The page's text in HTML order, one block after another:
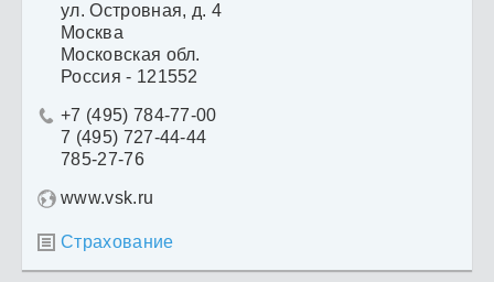
ул. Островная, д. 4
Москва
Московская обл.
Россия - 121552
 +7 (495) 784-77-00
7 (495) 727-44-44
785-27-76
www.vsk.ru
 Страхование